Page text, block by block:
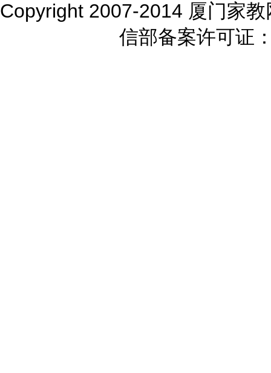
Copyright 2007-2014 厦门家
信部备案许可证